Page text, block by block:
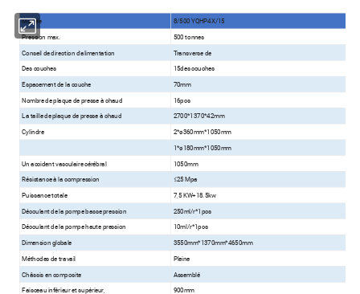
Modèle
8/500 YQHP4X/15
Pression max.
500 tonnes
Conseil de direction d'alimentation
Transverse de
Des couches
15des couches
Espacement de la couche 70mm
Nombre de plaque de presse à chaud
16pcs
La taille de plaque de presse à chaud
2700*1370*42mm
Cylindre
2*ø360mm*1050mm
1*ø180mm*1050mm
Un accident vasculaire cérébral
1050mm
Résistance à la compression
≤25 Mpa
Puissance totale 7,5 KW+18.5kw
Découlant de la pompe basse pression
250ml/r*1pcs
Découlant de la pompe haute pression
10ml/r*1pcs
Dimension globale
3550mm*1370mm*4650mm
Méthodes de travail
Pleine
Châssis en composite
Assemblé
Faisceau inférieur et supérieur,
900mm